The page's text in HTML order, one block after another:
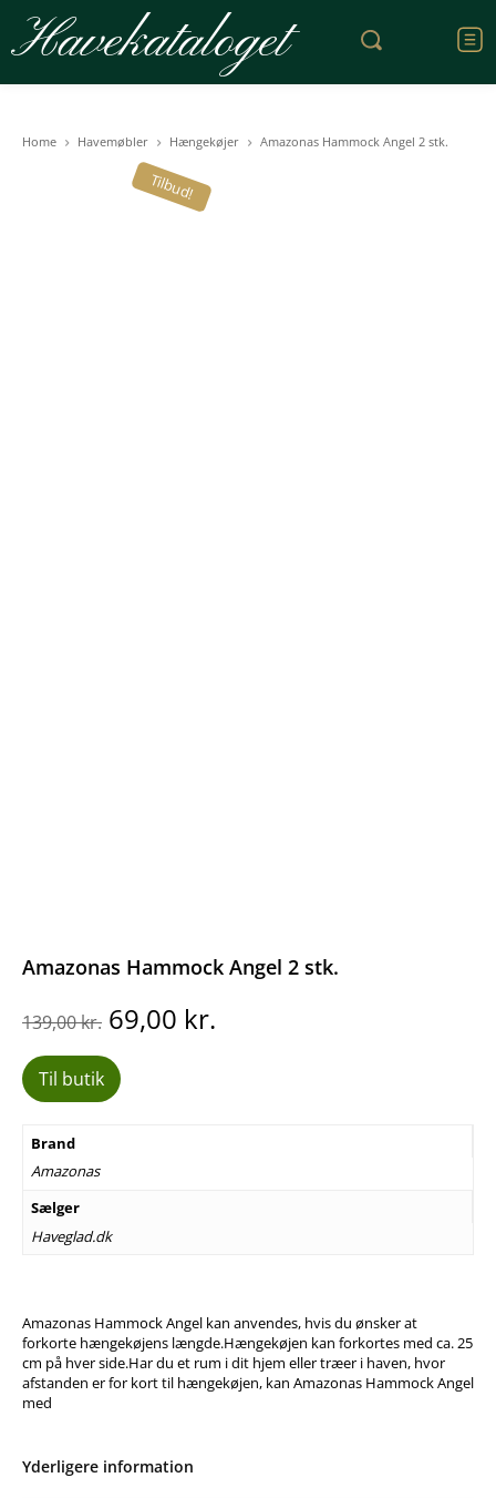
Havekataloget
Home Havemøbler Hængekøjer Amazonas Hammock Angel 2 stk.
Tilbud!
Amazonas Hammock Angel 2 stk.
139,00kr. Den
oprindelige
pris
var:
139,00 kr..
69,00 kr.
Til butik
Brand
Amazonas
Sælger
Haveglad.dk
Amazonas Hammock Angel kan anvendes, hvis du ønsker at
forkorte hængekøjens længde.Hængekøjen kan forkortes med ca. 25
cm på hver side.Har du et rum i dit hjem eller træer i haven, hvor
afstanden er for kort til hængekøjen, kan Amazonas Hammock Angel
med
Yderligere information